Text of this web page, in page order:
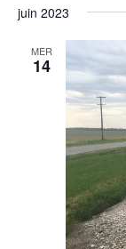
juin 2023
MER
14